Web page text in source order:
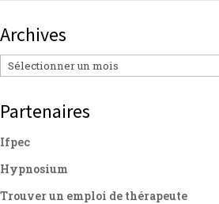
Archives
Archives
Partenaires
Ifpec
Hypnosium
Trouver un emploi de thérapeute